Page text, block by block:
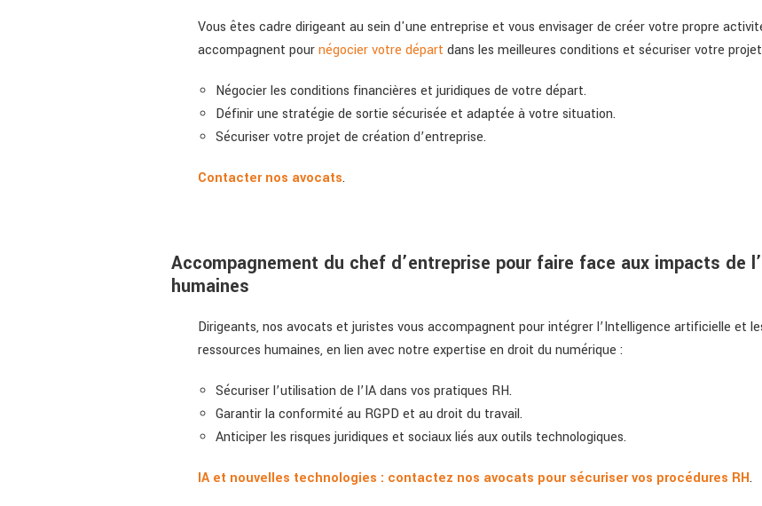
Vous êtes cadre dirigeant au sein d'une entreprise et vous envisager de créer votre propre
accompagnent pournégocier votre départ dans les meilleures conditions et sécuriser votre
Négocier les conditions financières et juridiques de votre départ.
Définir une stratégie de sortie sécurisée et adaptée à votre situation.
Sécuriser votre projet de création d’entreprise.
Contacter nos avocats.
Accompagnement du chef d’entreprise pour faire face aux impacts de
humaines
Dirigeants, nos avocats et juristes vous accompagnent pour intégrer l’Intelligence artificielle et
ressources humaines, en lien avec notre expertise en droit du numérique :
Sécuriser l’utilisation de l’IA dans vos pratiques RH.
Garantir la conformité au RGPD et au droit du travail.
Anticiper les risques juridiques et sociaux liés aux outils technologiques.
IA et nouvelles technologies : contactez nos avocats pour sécuriser vos procédures RH.